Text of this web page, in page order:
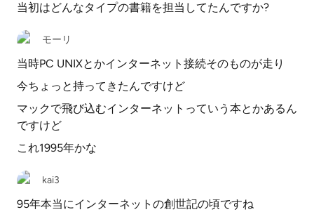
当初はどんなタイプの書籍を担当してたんですか?
モーリ
当時PC UNIXとかインターネット接続そのものが走り
今ちょっと持ってきたんですけど
マックで飛び込むインターネットっていう本とかあるん
ですけど
これ1995年かな
kai3
95年本当にインターネットの創世記の頃ですね